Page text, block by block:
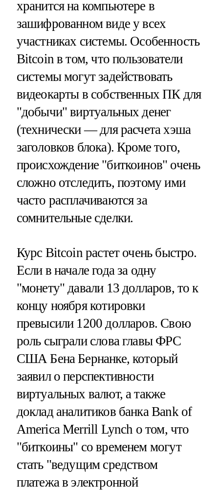
хранится на компьютере в
зашифрованном виде у всех
участниках системы. Особенность
Bitcoin в том, что пользователи
системы могут задействовать
видеокарты в собственных ПК для
"добычи" виртуальных денег
(технически — для расчета хэша
заголовков блока). Кроме того,
происхождение "биткоинов" очень
сложно отследить, поэтому ими
часто расплачиваются за
сомнительные сделки.
Курс Bitcoin растет очень быстро.
Если в начале года за одну
"монету" давали 13 долларов, то к
концу ноября котировки
превысили 1200 долларов. Свою
роль сыграли слова главы ФРС
США Бена Бернанке, который
заявил о перспективности
виртуальных валют, а также
доклад аналитиков банка Bank of
America Merrill Lynch о том, что
"биткоины" со временем могут
стать "ведущим средством
платежа в электронной